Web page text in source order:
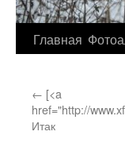
Перейти
содержимому
Главная
← [<a
href="http://
Итак